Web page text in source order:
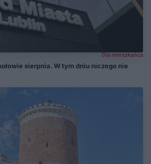
Dla mieszkańca
sierpnia. W tym dniu niczego nie